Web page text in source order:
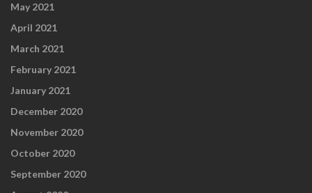
May 2021
April 2021
March 2021
February 2021
January 2021
December 2020
November 2020
October 2020
September 2020